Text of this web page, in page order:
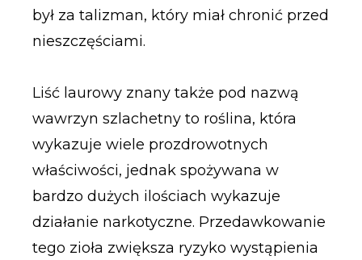
był za talizman, który miał chronić przed
nieszczęściami.
Liść laurowy znany także pod nazwą
wawrzyn szlachetny to roślina, która
wykazuje wiele prozdrowotnych
właściwości, jednak spożywana w
bardzo dużych ilościach wykazuje
działanie narkotyczne. Przedawkowanie
tego zioła zwiększa ryzyko wystąpienia